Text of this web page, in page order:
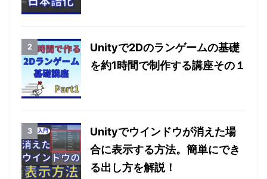
Unityで2Dのランゲームの基礎
を約1時間で制作する講座その１
Unityでウインドウが消えた場
合に表示する方法。簡単にでき
る出し方を解説！